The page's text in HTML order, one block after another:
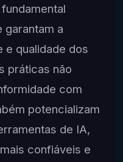
garantam a
e qualidade dos
práticas não
com
potencializam
de IA,
confiáveis e